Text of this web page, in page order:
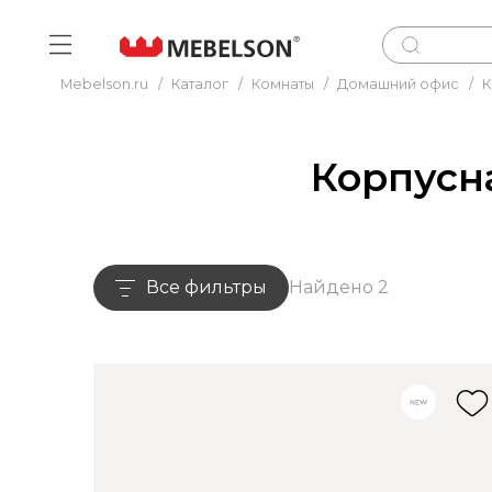
Mebelson.ru / Каталог / Комнаты / Домашний офис /
Все фильтры Найдено 2